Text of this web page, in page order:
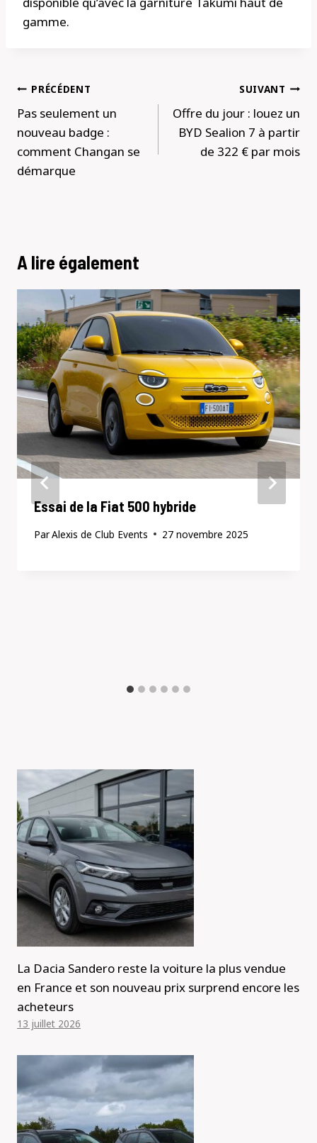
gamme.
Navigation
de
l’article
PRÉCÉDENT
Pas seulement un
nouveau badge :
comment Changan se
démarque
SUIVANT
Offre du jour : louez un
BYD Sealion 7 à partir
de 322 € par mois
A lire également
Essai de la Fiat 500 hybride
ParAlexis de Club Events 27 novembre 2025
La Dacia Sandero reste la voiture la plus vendue
en France et son nouveau prix surprend encore les
acheteurs
13 juillet 2026